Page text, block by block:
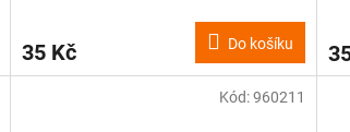
35 Kč Do košíku
Kód:960211